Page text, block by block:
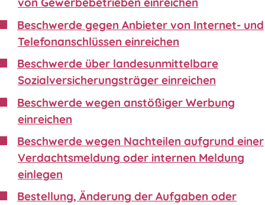
Beschwerde gegen Anbieter von Internet- und
Telefonanschlüssen einreichen
Beschwerde über landesunmittelbare
Sozialversicherungsträger einreichen
Beschwerde wegen anstößiger Werbung
einreichen
Beschwerde wegen Nachteilen aufgrund einer
Verdachtsmeldung oder internen Meldung
einlegen
Bestellung, Änderung der Aufgaben oder